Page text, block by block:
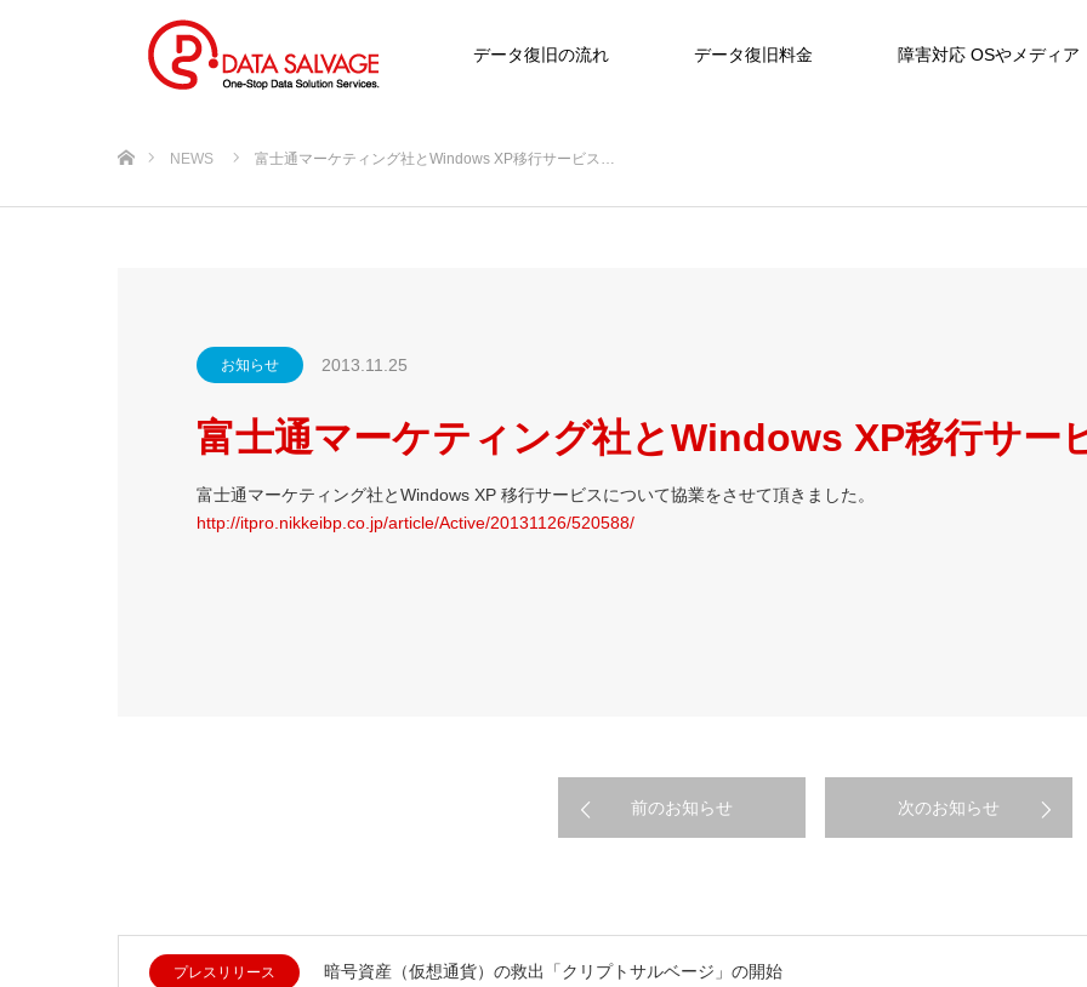
データ復旧の流れ データ復旧料金 障害対応 OSやメディア
NEWS 富士通マーケティング社とWindows XP移行サービス…
お知らせ 2013.11.25
富士通マーケティング社とWindows XP移行サー
富士通マーケティング社とWindows XP 移行サービスについて協業をさせて頂きました。
http://itpro.nikkeibp.co.jp/article/Active/20131126/520588/
前のお知らせ 次のお知らせ
プレスリリース 暗号資産（仮想通貨）の救出「クリプトサルベージ」の開始